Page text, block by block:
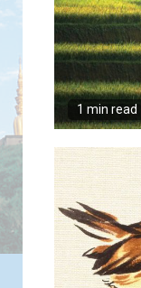
1 min read